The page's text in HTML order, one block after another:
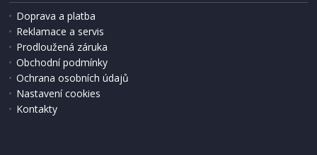
Doprava a platba
Reklamace a servis
Prodloužená záruka
Obchodní podmínky
Ochrana osobních údajů
Nastavení cookies
Kontakty